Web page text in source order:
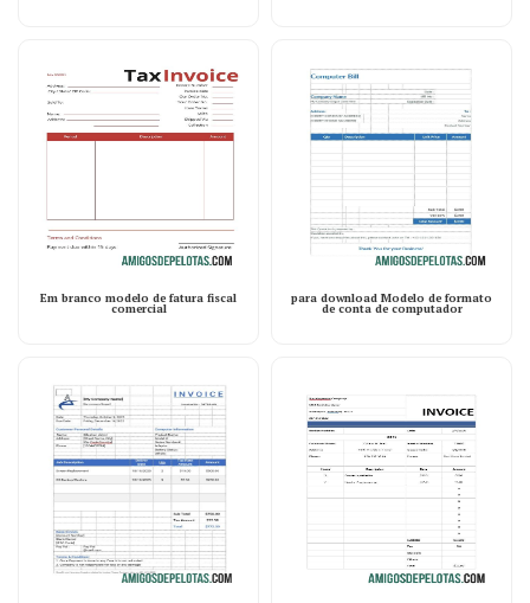
Em branco modelo de fatura fiscal
comercial
para download Modelo de formato
de conta de computador